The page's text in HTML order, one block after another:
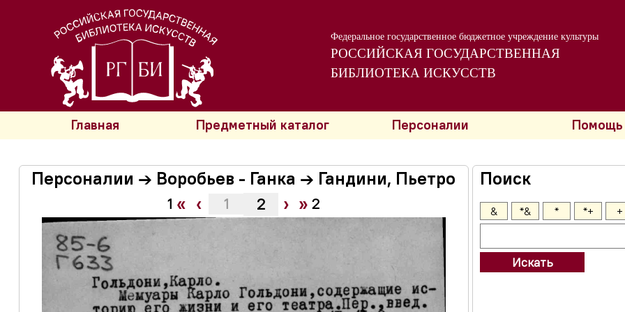
Федеральное государственное бюджетное учреждение культуры
РОССИЙСКАЯ ГОСУДАРСТВЕННАЯ
БИБЛИОТЕКА ИСКУССТВ
Главная Предметный каталог Персоналии Помощь
Персоналии → Воробьев - Ганка → Гандини, Пьетро
1 « ‹ 1 2 › » 2
Поиск
& *& * *+ +
Искать